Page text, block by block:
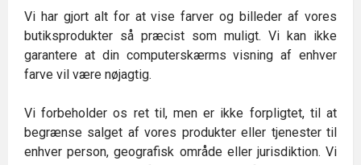
Vi har gjort alt for at vise farver og billeder af vores
butiksprodukter så præcist som muligt. Vi kan ikke
garantere at din computerskærms visning af enhver
farve vil være nøjagtig.
Vi forbeholder os ret til, men er ikke forpligtet, til at
begrænse salget af vores produkter eller tjenester til
enhver person, geografisk område eller jurisdiktion. Vi